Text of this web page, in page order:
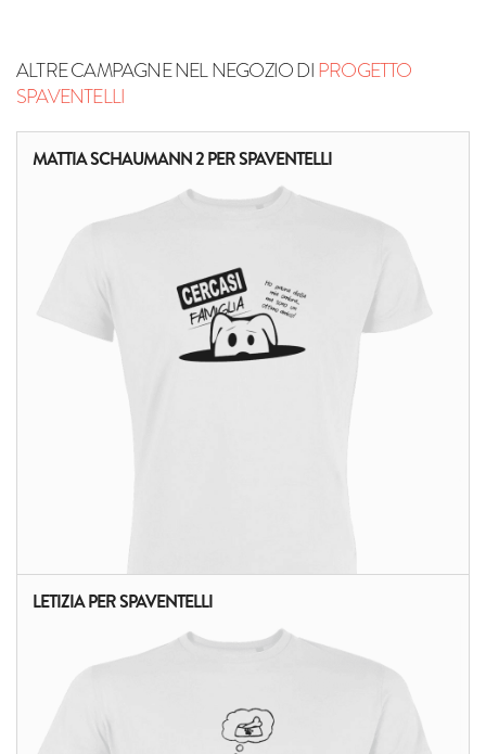
ALTRE CAMPAGNE NEL NEGOZIO DIPROGETTO
SPAVENTELLI
MATTIA SCHAUMANN 2 PER SPAVENTELLI
LETIZIA PER SPAVENTELLI